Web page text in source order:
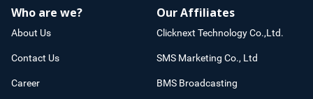
Who are we?
About Us
Contact Us
Career
Our Affiliates
Clicknext Technology Co.,Ltd.
SMS Marketing Co., Ltd
BMS Broadcasting